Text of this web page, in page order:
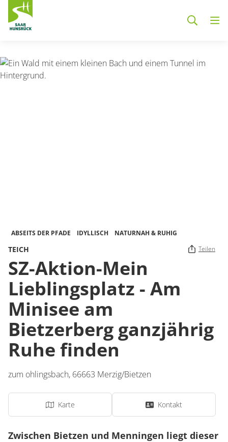
ABSEITS DER PFADE IDYLLISCH NATURNAH & RUHIG
TEICH Teilen
SZ-Aktion-Mein
Lieblingsplatz - Am
Minisee am
Bietzerberg ganzjährig
Ruhe finden
zum ohlingsbach, 66663 Merzig/Bietzen
Karte Kontakt
Zwischen Bietzen und Menningen liegt dieser